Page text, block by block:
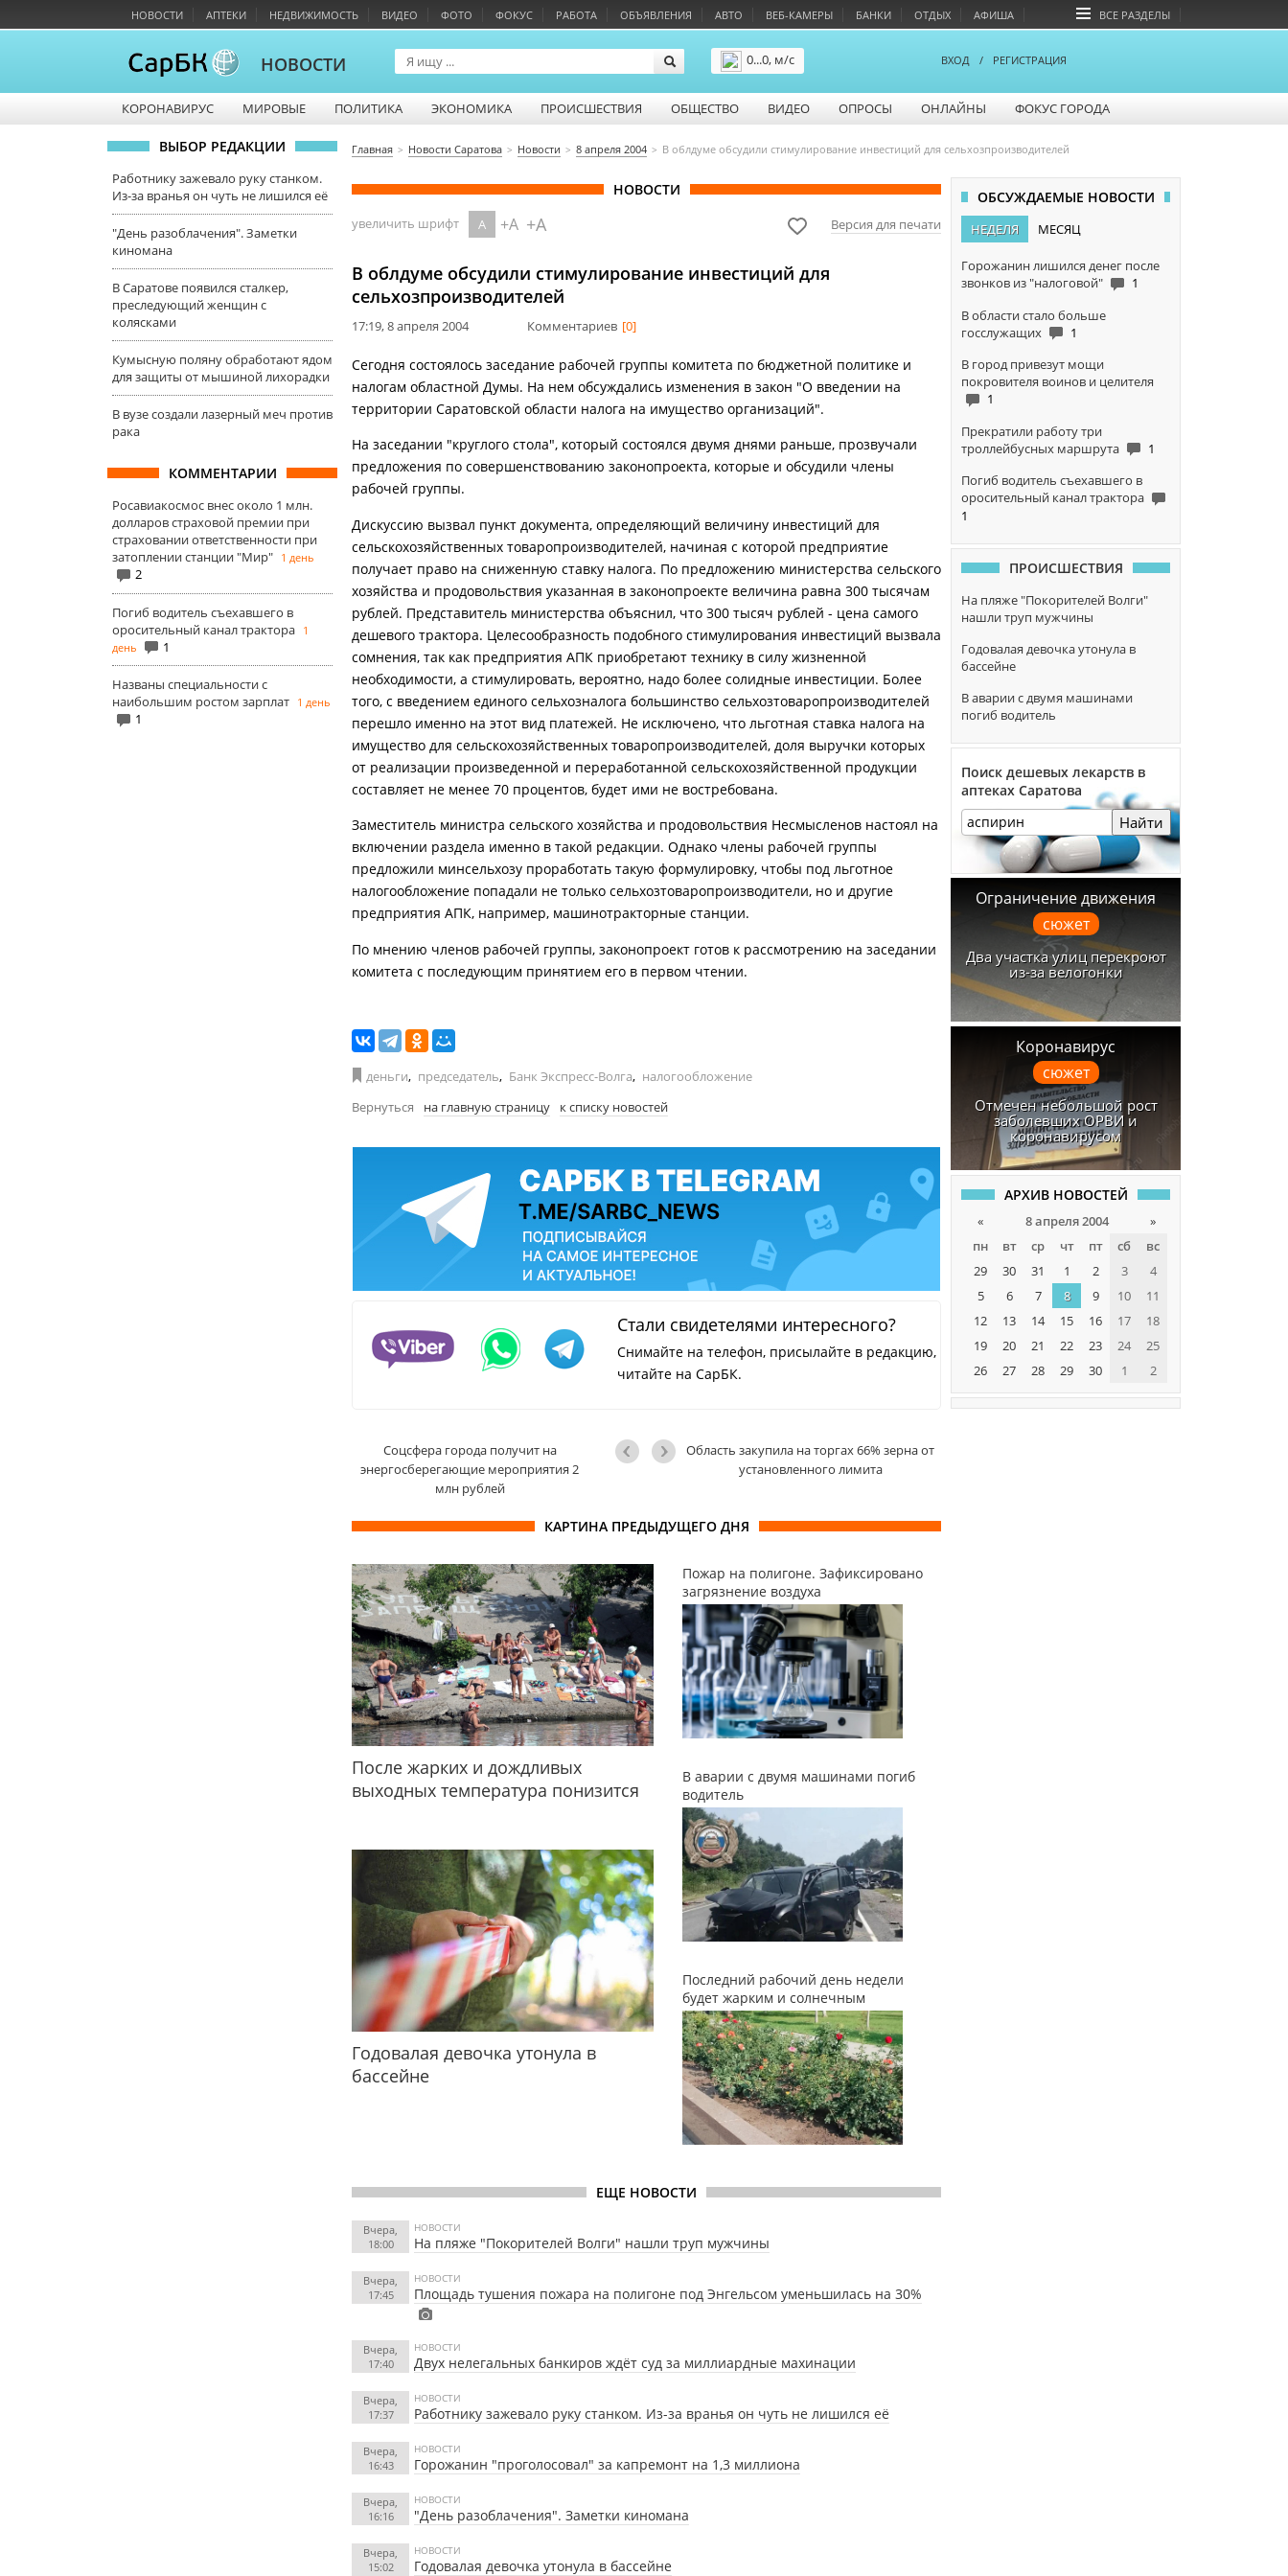
НОВОСТИ АПТЕКИ НЕДВИЖИМОСТЬ ВИДЕО ФОТО ФОКУС РАБОТА ОБЪЯВЛЕНИЯ АВТО ВЕБ-КАМЕРЫ БАНКИ ОТДЫХ АФИША ВСЕ РАЗДЕЛЫ
НОВОСТИ
0...0, м/с
ВХОД / РЕГИСТРАЦИЯ
КОРОНАВИРУС МИРОВЫЕ ПОЛИТИКА ЭКОНОМИКА ПРОИСШЕСТВИЯ ОБЩЕСТВО ВИДЕО ОПРОСЫ ОНЛАЙНЫ ФОКУС ГОРОДА
ВЫБОР РЕДАКЦИИ
Работнику зажевало руку станком.
Из-за вранья он чуть не лишился её
"День разоблачения". Заметки
киномана
В Саратове появился сталкер,
преследующий женщин с
колясками
Кумысную поляну обработают ядом
для защиты от мышиной лихорадки
В вузе создали лазерный меч против
рака
КОММЕНТАРИИ
Росавиакосмос внес около 1 млн.
долларов страховой премии при
страховании ответственности при
затоплении станции "Мир" 1 день
2
Погиб водитель съехавшего в
оросительный канал трактора 1
день
1
Названы специальности с
наибольшим ростом зарплат 1 день
1
Главная Новости Саратова Новости 8 апреля 2004 В облдуме обсудили стимулирование инвестиций для сельхозпроизводителей
НОВОСТИ
увеличить шрифт A +A +A Версия для печати
В облдуме обсудили стимулирование инвестиций для
сельхозпроизводителей
17:19, 8 апреля 2004 Комментариев [0]
Сегодня состоялось заседание рабочей группы комитета по бюджетной политике и
налогам областной Думы. На нем обсуждались изменения в закон "О введении на
территории Саратовской области налога на имущество организаций".
На заседании "круглого стола", который состоялся двумя днями раньше, прозвучали
предложения по совершенствованию законопроекта, которые и обсудили члены
рабочей группы.
Дискуссию вызвал пункт документа, определяющий величину инвестиций для
сельскохозяйственных товаропроизводителей, начиная с которой предприятие
получает право на сниженную ставку налога. По предложению министерства сельского
хозяйства и продовольствия указанная в законопроекте величина равна 300 тысячам
рублей. Представитель министерства объяснил, что 300 тысяч рублей - цена самого
дешевого трактора. Целесообразность подобного стимулирования инвестиций вызвала
сомнения, так как предприятия АПК приобретают технику в силу жизненной
необходимости, а стимулировать, вероятно, надо более солидные инвестиции. Более
того, с введением единого сельхозналога большинство сельхозтоваропроизводителей
перешло именно на этот вид платежей. Не исключено, что льготная ставка налога на
имущество для сельскохозяйственных товаропроизводителей, доля выручки которых
от реализации произведенной и переработанной сельскохозяйственной продукции
составляет не менее 70 процентов, будет ими не востребована.
Заместитель министра сельского хозяйства и продовольствия Несмысленов настоял на
включении раздела именно в такой редакции. Однако члены рабочей группы
предложили минсельхозу проработать такую формулировку, чтобы под льготное
налогообложение попадали не только сельхозтоваропроизводители, но и другие
предприятия АПК, например, машинотракторные станции.
По мнению членов рабочей группы, законопроект готов к рассмотрению на заседании
комитета с последующим принятием его в первом чтении.
деньги, председатель, Банк Экспресс-Волга, налогообложение
Вернуться
на главную страницу к списку новостей
Стали свидетелями интересного?
Снимайте на телефон, присылайте в редакцию,
читайте на СарБК.
Соцсфера города получит на
энергосберегающие мероприятия 2
млн рублей
Область закупила на торгах 66% зерна от
установленного лимита
КАРТИНА ПРЕДЫДУЩЕГО ДНЯ
После жарких и дождливых
выходных температура понизится
Годовалая девочка утонула в
бассейне
Пожар на полигоне. Зафиксировано
загрязнение воздуха
В аварии с двумя машинами погиб
водитель
Последний рабочий день недели
будет жарким и солнечным
ЕЩЕ НОВОСТИ
Вчера,
18:00
НОВОСТИ
На пляже "Покорителей Волги" нашли труп мужчины
Вчера,
17:45
НОВОСТИ
Площадь тушения пожара на полигоне под Энгельсом уменьшилась на 30%
Вчера,
17:40
НОВОСТИ
Двух нелегальных банкиров ждёт суд за миллиардные махинации
Вчера,
17:37
НОВОСТИ
Работнику зажевало руку станком. Из-за вранья он чуть не лишился её
Вчера,
16:43
НОВОСТИ
Горожанин "проголосовал" за капремонт на 1,3 миллиона
Вчера,
16:16
НОВОСТИ
"День разоблачения". Заметки киномана
Вчера,
15:02
НОВОСТИ
Годовалая девочка утонула в бассейне
ОБСУЖДАЕМЫЕ НОВОСТИ
НЕДЕЛЯ МЕСЯЦ
Горожанин лишился денег после
звонков из "налоговой"
1
В области стало больше
госслужащих
1
В город привезут мощи
покровителя воинов и целителя
1
Прекратили работу три
троллейбусных маршрута
1
Погиб водитель съехавшего в
оросительный канал трактора
1
ПРОИСШЕСТВИЯ
На пляже "Покорителей Волги"
нашли труп мужчины
Годовалая девочка утонула в
бассейне
В аварии с двумя машинами
погиб водитель
Поиск дешевых лекарств в
аптеках Саратова
Найти
Ограничение движения
сюжет
Два участка улиц перекроют
из-за велогонки
Коронавирус
сюжет
Отмечен небольшой рост
заболевших ОРВИ и
коронавирусом
АРХИВ НОВОСТЕЙ
« 8 апреля 2004
»
пн
вт ср чт пт сб
вс
29
30 31 1 2 3
4
5
6 7 8 9 10
11
12
13 14 15 16 17
18
19
20 21 22 23 24
25
26
27 28 29 30 1 2